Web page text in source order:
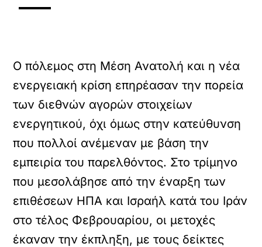
Ο πόλεμος στη Μέση Ανατολή και η νέα
ενεργειακή κρίση επηρέασαν την πορεία
των διεθνών αγορών στοιχείων
ενεργητικού, όχι όμως στην κατεύθυνση
που πολλοί ανέμεναν με βάση την
εμπειρία του παρελθόντος. Στο τρίμηνο
που μεσολάβησε από την έναρξη των
επιθέσεων ΗΠΑ και Ισραήλ κατά του Ιράν
στο τέλος Φεβρουαρίου, οι μετοχές
έκαναν την έκπληξη, με τους δείκτες